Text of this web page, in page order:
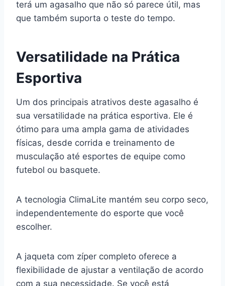
terá um agasalho que não só parece útil, mas
que também suporta o teste do tempo.
Versatilidade na Prática
Esportiva
Um dos principais atrativos deste agasalho é
sua versatilidade na prática esportiva. Ele é
ótimo para uma ampla gama de atividades
físicas, desde corrida e treinamento de
musculação até esportes de equipe como
futebol ou basquete.
A tecnologia ClimaLite mantém seu corpo seco,
independentemente do esporte que você
escolher.
A jaqueta com zíper completo oferece a
flexibilidade de ajustar a ventilação de acordo
com a sua necessidade. Se você está